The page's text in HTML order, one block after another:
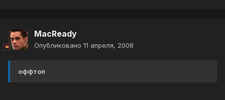
MacReady
Опубликовано 11 апреля, 2008
оффтоп